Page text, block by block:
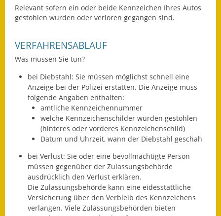
Ausweichfahrplan
Buslinie 168
Stellenausschreibungen
Rathaus
Bauhof Notzingen
Behördenadressen
Beratungsstellen im
Landkreis
Dienstleistungen
Formulare
Relevant sofern ein oder beide Kennzeichen Ihres Autos
gestohlen wurden oder verloren gegangen sind.
VERFAHRENSABLAUF
Was müssen Sie tun?
bei Diebstahl: Sie müssen möglichst schnell eine
Anzeige bei der Polizei erstatten. Die Anzeige muss
folgende Angaben enthalten:
amtliche Kennzeichennummer
welche Kennzeichenschilder wurden gestohlen
(hinteres oder vorderes Kennzeichenschild)
Datum und Uhrzeit, wann der Diebstahl geschah
bei Verlust: Sie oder eine bevollmächtigte Person
müssen gegenüber der Zulassungsbehörde
ausdrücklich den Verlust erklären.
Die Zulassungsbehörde kann eine eidesstattliche
Versicherung über den Verbleib des Kennzeichens
verlangen. Viele Zulassungsbehörden bieten